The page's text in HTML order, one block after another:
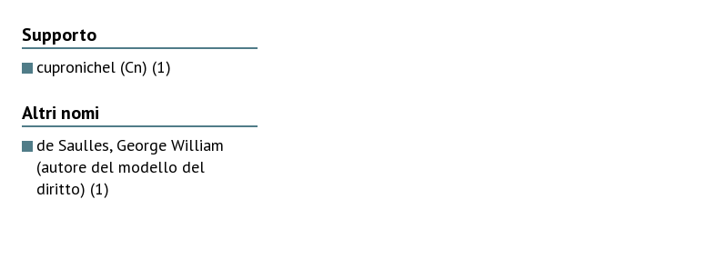
Supporto
cupronichel (Cn) (1)
Altri nomi
de Saulles, George William
(autore del modello del
diritto) (1)